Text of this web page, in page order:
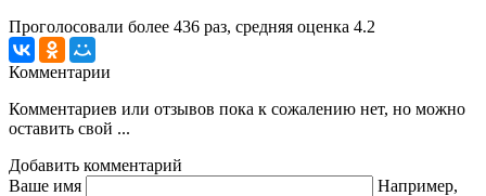
Проголосовали более 436 раз, средняя оценка 4.2
Комментарии
Комментариев или отзывов пока к сожалению нет, но можно
оставить свой ...
Добавить комментарий
Ваше имя
Например,